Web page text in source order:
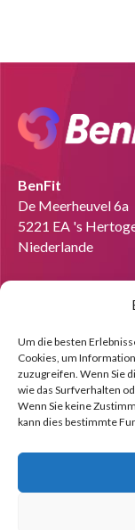
Um die besten
Cookies, um
zuzugreifen. Wenn Sie
wie das Surfverhalten
Wenn Sie keine
kann dies bestimmte
BenFit
De Meerheuvel 6a
5221 EA 's
Niederlande
Finden Sie uns auf:
Coach
Wir zeigen Ihnen
Möglichkeiten.
Melden Sie sich